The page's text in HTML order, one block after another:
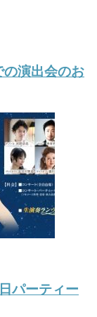
の演出会のお
パーティー